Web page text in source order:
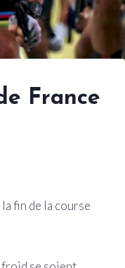
France
fin de la course